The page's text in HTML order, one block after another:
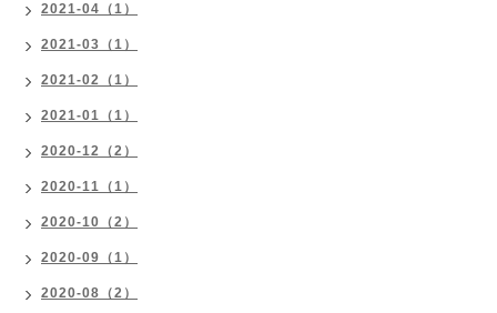
2021-04（1）
2021-03（1）
2021-02（1）
2021-01（1）
2020-12（2）
2020-11（1）
2020-10（2）
2020-09（1）
2020-08（2）